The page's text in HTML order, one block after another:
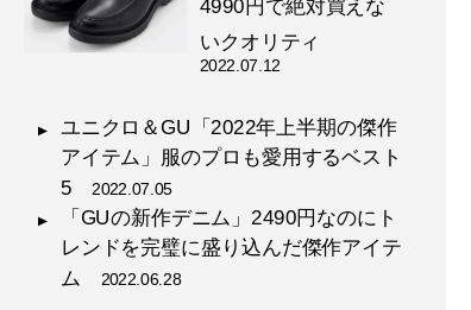
4990円で絶対買えな
いクオリティ
2022.07.12
ユニクロ＆GU「2022年上半期の傑作
アイテム」服のプロも愛用するベスト
5 2022.07.05
「GUの新作デニム」2490円なのにト
レンドを完璧に盛り込んだ傑作アイテ
ム 2022.06.28